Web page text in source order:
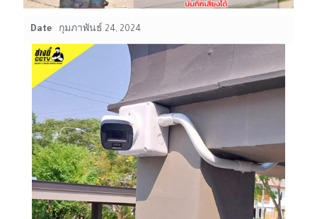
Date กุมภาพันธ์ 24, 2024